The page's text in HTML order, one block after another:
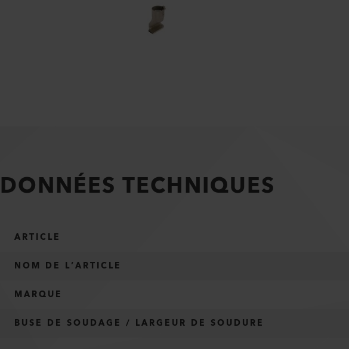
DONNÉES TECHNIQUES
ARTICLE
NOM DE L’ARTICLE
MARQUE
BUSE DE SOUDAGE / LARGEUR DE SOUDURE